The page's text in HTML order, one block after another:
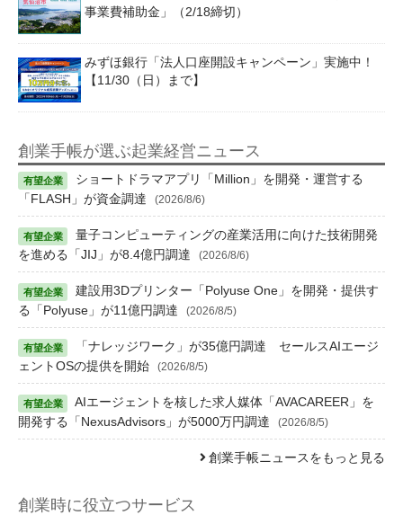
事業費補助金」（2/18締切）
みずほ銀行「法人口座開設キャンペーン」実施中！
【11/30（日）まで】
創業手帳が選ぶ起業経営ニュース
ショートドラマアプリ「Million」を開発・運営する
「FLASH」が資金調達
(2026/8/6)
量子コンピューティングの産業活用に向けた技術開発
を進める「JIJ」が8.4億円調達
(2026/8/6)
建設用3Dプリンター「Polyuse One」を開発・提供す
る「Polyuse」が11億円調達
(2026/8/5)
「ナレッジワーク」が35億円調達 セールスAIエージ
ェントOSの提供を開始
(2026/8/5)
AIエージェントを核した求人媒体「AVACAREER」を
開発する「NexusAdvisors」が5000万円調達
(2026/8/5)
創業手帳ニュースをもっと見る
創業時に役立つサービス